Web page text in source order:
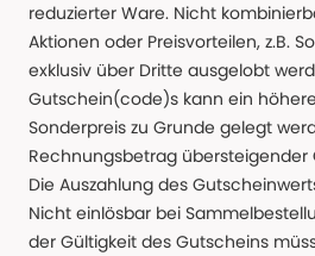
reduzierter Ware. Nicht
Aktionen oder Preisvorteilen, z.B.
exklusiv über Dritte ausgelobt
Gutschein(code)s kann ein
Sonderpreis zu Grunde gelegt
Rechnungsbetrag
Die Auszahlung des
Nicht einlösbar bei
der Gültigkeit des Gutscheins